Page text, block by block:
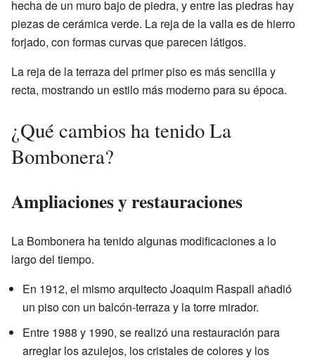
hecha de un muro bajo de piedra, y entre las piedras hay
piezas de cerámica verde. La reja de la valla es de hierro
forjado, con formas curvas que parecen látigos.
La reja de la terraza del primer piso es más sencilla y
recta, mostrando un estilo más moderno para su época.
¿Qué cambios ha tenido La
Bombonera?
Ampliaciones y restauraciones
La Bombonera ha tenido algunas modificaciones a lo
largo del tiempo.
En 1912, el mismo arquitecto Joaquim Raspall añadió
un piso con un balcón-terraza y la torre mirador.
Entre 1988 y 1990, se realizó una restauración para
arreglar los azulejos, los cristales de colores y los